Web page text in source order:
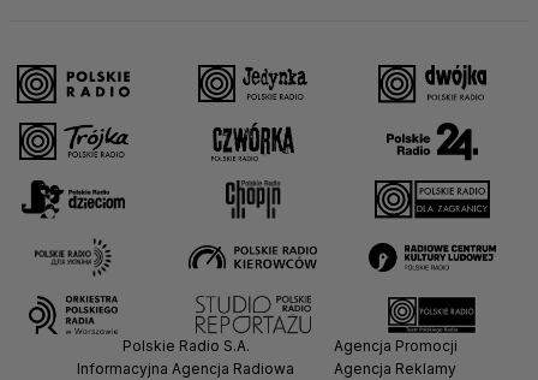
Polskie Radio S.A.
Informacyjna Agencja Radiowa
Agencja Promocji
Agencja Reklamy